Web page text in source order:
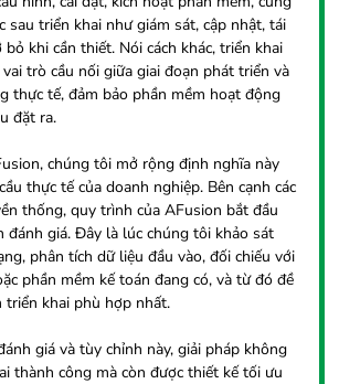
sau triển khai như giám sát, cập nhật, tái
bỏ khi cần thiết. Nói cách khác, triển khai
trò cầu nối giữa giai đoạn phát triển và
thực tế, đảm bảo phần mềm hoạt động
đặt ra.
chúng tôi mở rộng định nghĩa này
thực tế của doanh nghiệp. Bên cạnh các
thống, quy trình của AFusion bắt đầu
đánh giá. Đây là lúc chúng tôi khảo sát
phân tích dữ liệu đầu vào, đối chiếu với
phần mềm kế toán đang có, và từ đó đề
khai phù hợp nhất.
giá và tùy chỉnh này, giải pháp không
thành công mà còn được thiết kế tối ưu